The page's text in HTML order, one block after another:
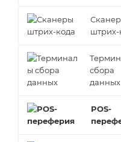
штрих-
сбора
данных
POS-